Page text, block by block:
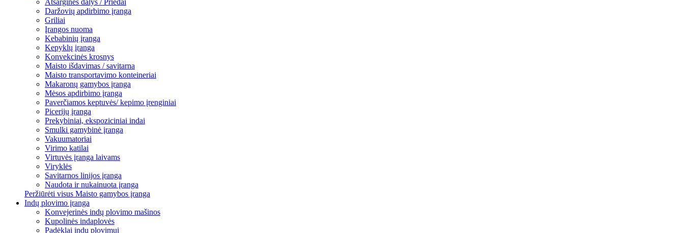
Atsarginės dalys / Priedai
Daržovių apdirbimo įranga
Griliai
Įrangos nuoma
Kebabinių įranga
Kepyklų įranga
Konvekcinės krosnys
Maisto išdavimas / savitarna
Maisto transportavimo konteineriai
Makaronų gamybos įranga
Mėsos apdirbimo įranga
Paverčiamos keptuvės/ kepimo įrenginiai
Picerijų įranga
Prekybiniai, ekspoziciniai indai
Smulki gamybinė įranga
Vakuumatoriai
Virimo katilai
Virtuvės įranga laivams
Viryklės
Savitarnos linijos įranga
Naudota ir nukainuota įranga
Peržiūrėti visus Maisto gamybos įranga
Indų plovimo įranga
Konvejerinės indų plovimo mašinos
Kupolinės indaplovės
Padėklai indų plovimui